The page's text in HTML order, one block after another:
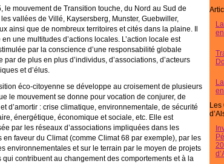
le mouvement de Transition touche, du Nord au Sud de
les vallées de Villé, Kaysersberg, Munster, Guebwiller,
ainsi que de nombreux territoires et cités dans la plaine. Il
en une multitudes d’actions locales. L’action locale est
par la conscience d’une responsabilité globale
par de plus en plus d’individus, d’associations, d’acteurs
et d’élus.
éco-citoyenne se développe au croisement de plusieurs
le mouvement se donne pour vocation de conjurer, de
d’amortir : crise climatique, environnementale, de sécurité
énergétique, économique et sociale, etc. Elle est
par les réseaux d’associations impliquées dans les
en faveur du Climat (comme Climat 68 par exemple), par les
environnementales et sur le terrain par le moyen de projets
qui contribuent au changement des comportements et à la
Les